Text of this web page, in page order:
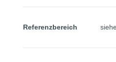
Referenzbereich